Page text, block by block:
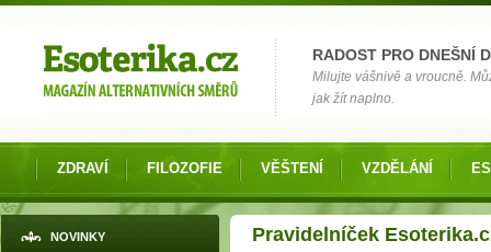
RADOST PRO DNEŠNÍ
Milujte vášnivě a vroucně.
jak žít naplno.
ZDRAVÍ FILOZOFIE VĚŠTENÍ VZDĚLÁNÍ
NOVINKY Jste zde
Pravidelníček